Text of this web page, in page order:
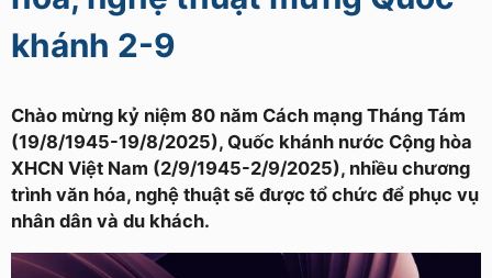
khánh 2-9
Chào mừng kỷ niệm 80 năm Cách mạng Tháng Tám
(19/8/1945-19/8/2025), Quốc khánh nước Cộng hòa
XHCN Việt Nam (2/9/1945-2/9/2025), nhiều chương
trình văn hóa, nghệ thuật sẽ được tổ chức để phục vụ
nhân dân và du khách.